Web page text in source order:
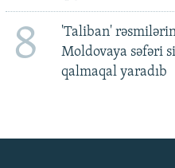
8
'Taliban'
Moldovaya səfəri
qalmaqal yaradıb